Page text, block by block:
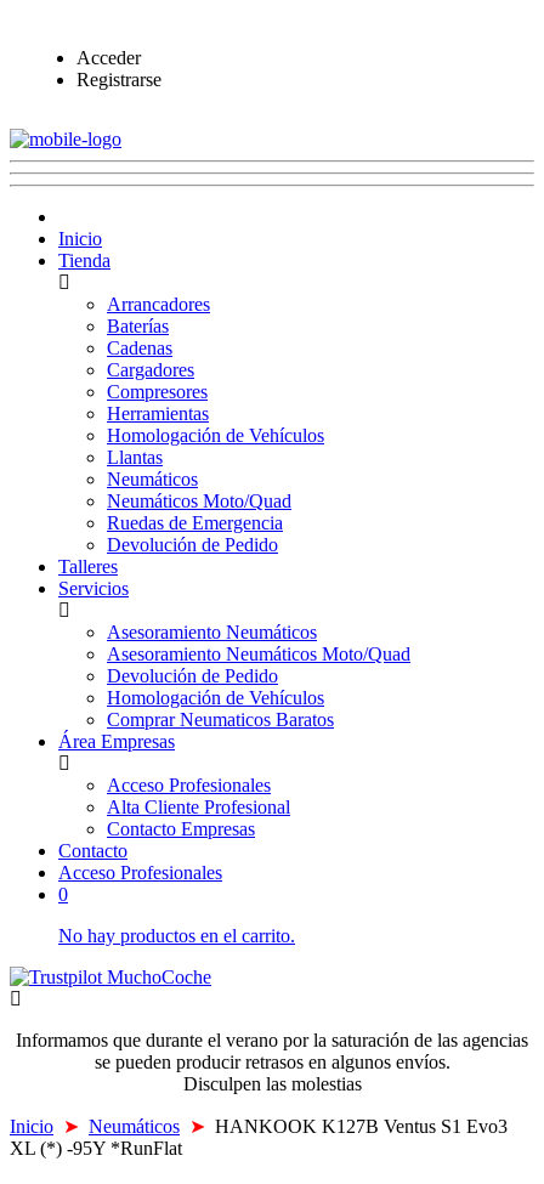
Acceder
Registrarse
Inicio
Tienda
Arrancadores
Baterías
Cadenas
Cargadores
Compresores
Herramientas
Homologación de Vehículos
Llantas
Neumáticos
Neumáticos Moto/Quad
Ruedas de Emergencia
Devolución de Pedido
Talleres
Servicios
Asesoramiento Neumáticos
Asesoramiento Neumáticos Moto/Quad
Devolución de Pedido
Homologación de Vehículos
Comprar Neumaticos Baratos
Área Empresas
Acceso Profesionales
Alta Cliente Profesional
Contacto Empresas
Contacto
Acceso Profesionales
0
No hay productos en el carrito.
Informamos que durante el verano por la saturación de las agencias
se pueden producir retrasos en algunos envíos.
Disculpen las molestias
Inicio ➤ Neumáticos ➤ HANKOOK K127B Ventus S1 Evo3
XL (*) -95Y *RunFlat